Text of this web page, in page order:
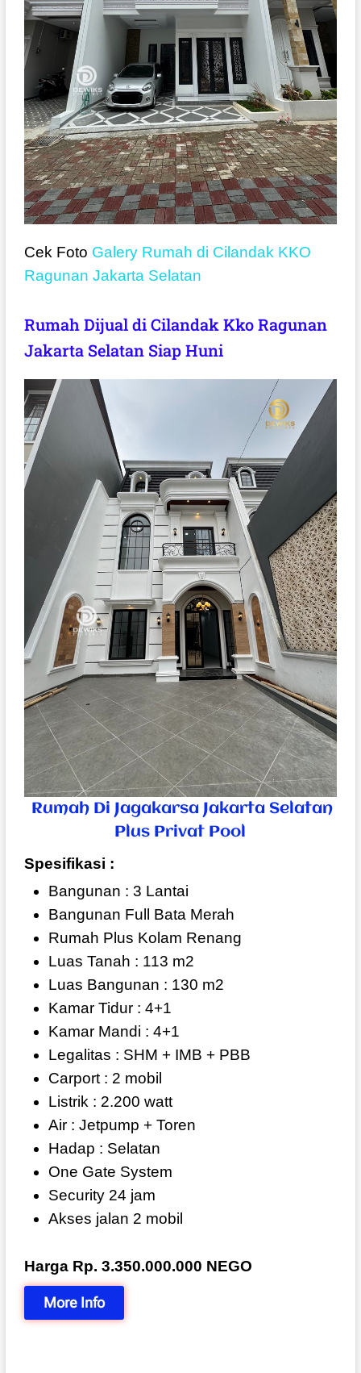
Cek Foto Galery Rumah di Cilandak KKO
Ragunan Jakarta Selatan
Rumah Dijual di Cilandak Kko Ragunan
Jakarta Selatan Siap Huni
Rumah Di Jagakarsa Jakarta Selatan
Plus Privat Pool
Spesifikasi :
Bangunan : 3 Lantai
Bangunan Full Bata Merah
Rumah Plus Kolam Renang
Luas Tanah : 113 m2
Luas Bangunan : 130 m2
Kamar Tidur : 4+1
Kamar Mandi : 4+1
Legalitas : SHM + IMB + PBB
Carport : 2 mobil
Listrik : 2.200 watt
Air : Jetpump + Toren
Hadap : Selatan
One Gate System
Security 24 jam
Akses jalan 2 mobil
Harga Rp. 3.350.000.000 NEGO
More Info